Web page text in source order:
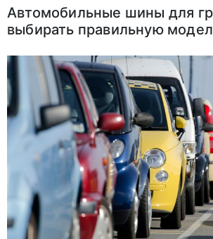
Автомобильные шины для
выбирать правильную